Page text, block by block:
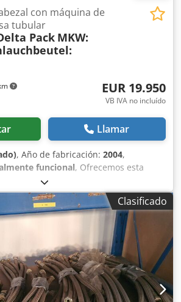
con máquina de
tubular
Pack MKW:
EUR 19.950
VB IVA no incluído
Llamar
, Año de fabricación: 2004,
funcional, Ofrecemos esta
cabezales, Delta Pack MKW: HDW10
«flow pack»: DE420 FU, con máquina
pack», fabricada en 2004, en buen
Weigh, Delta Pack Modelo: MKW:
tipo «flow pack»: DE420 FU Año de
bueno ID de categoría: 703
Tipo: Báscula de múltiples
para bolsas tipo «flow pack» Si
o necesita más información, no
mensaje o llamarnos.
Clasificado